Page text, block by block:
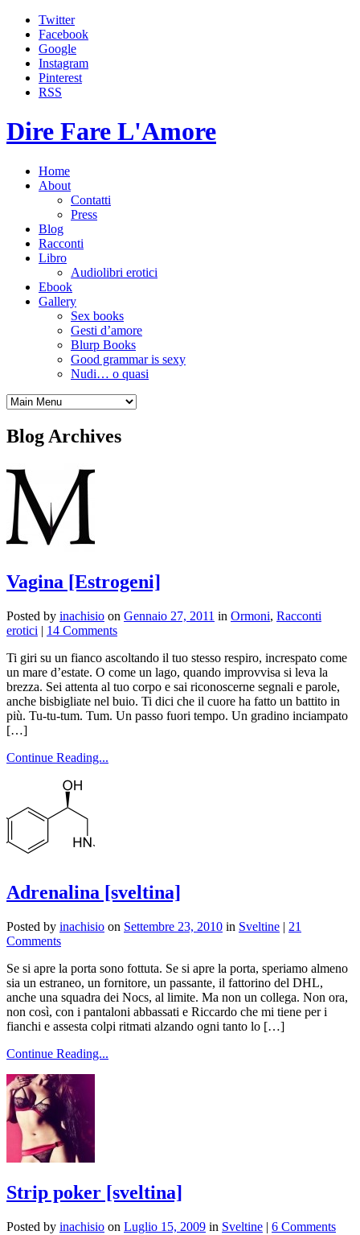
Twitter
Facebook
Google
Instagram
Pinterest
RSS
Dire Fare L'Amore
Home
About
Contatti
Press
Blog
Racconti
Libro
Audiolibri erotici
Ebook
Gallery
Sex books
Gesti d’amore
Blurp Books
Good grammar is sexy
Nudi… o quasi
Blog Archives
Vagina [Estrogeni]
Posted by inachisio on Gennaio 27, 2011 in Ormoni, Racconti
erotici | 14 Comments
Ti giri su un fianco ascoltando il tuo stesso respiro, increspato come
un mare d’estate. O come un lago, quando improvvisa si leva la
brezza. Sei attenta al tuo corpo e sai riconoscerne segnali e parole,
anche bisbigliate nel buio. Ti dici che il cuore ha fatto un battito in
più. Tu-tu-tum. Tum. Un passo fuori tempo. Un gradino inciampato
[…]
Continue Reading...
Adrenalina [sveltina]
Posted by inachisio on Settembre 23, 2010 in Sveltine | 21
Comments
Se si apre la porta sono fottuta. Se si apre la porta, speriamo almeno
sia un estraneo, un fornitore, un passante, il fattorino del DHL,
anche una squadra dei Nocs, al limite. Ma non un collega. Non ora,
non così, con i pantaloni abbassati e Riccardo che mi tiene per i
fianchi e assesta colpi ritmati alzando ogni tanto lo […]
Continue Reading...
Strip poker [sveltina]
Posted by inachisio on Luglio 15, 2009 in Sveltine | 6 Comments